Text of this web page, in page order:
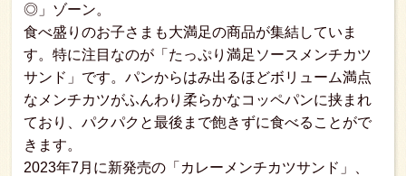
◎」ゾーン。
食べ盛りのお子さまも大満足の商品が集結していま
す。特に注目なのが「たっぷり満足ソースメンチカツ
サンド」です。パンからはみ出るほどボリューム満点
なメンチカツがふんわり柔らかなコッペパンに挟まれ
ており、パクパクと最後まで飽きずに食べることがで
きます。
2023年7月に新発売の「カレーメンチカツサンド」、